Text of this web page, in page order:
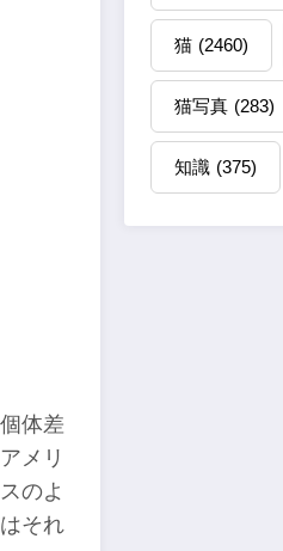
体差
メリ
のよ
それ
猫 (2460)
猫写真 (283)
知識 (375)